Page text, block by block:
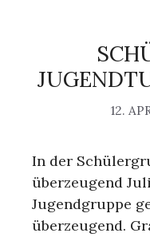
12.
In der
überzeugend
Jugendgruppe
überzeugend.